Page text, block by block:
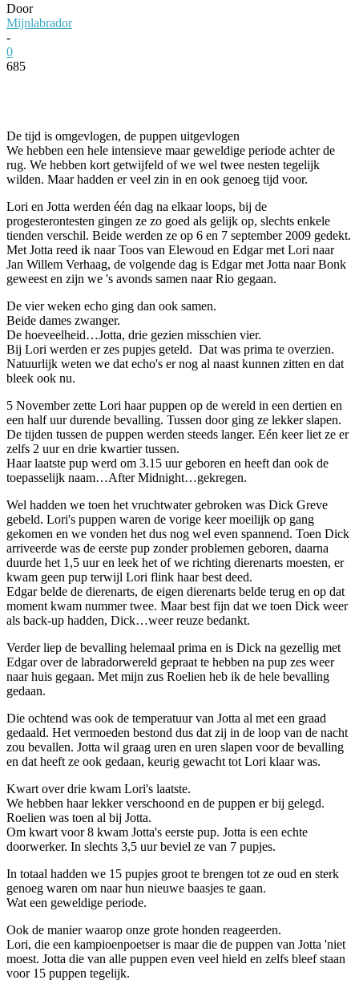
Door
Mijnlabrador
-
0
685
De tijd is omgevlogen, de puppen uitgevlogen
We hebben een hele intensieve maar geweldige periode achter de
rug. We hebben kort getwijfeld of we wel twee nesten tegelijk
wilden. Maar hadden er veel zin in en ook genoeg tijd voor.
Lori en Jotta werden één dag na elkaar loops, bij de
progesterontesten gingen ze zo goed als gelijk op, slechts enkele
tienden verschil. Beide werden ze op 6 en 7 september 2009 gedekt.
Met Jotta reed ik naar Toos van Elewoud en Edgar met Lori naar
Jan Willem Verhaag, de volgende dag is Edgar met Jotta naar Bonk
geweest en zijn we 's avonds samen naar Rio gegaan.
De vier weken echo ging dan ook samen.
Beide dames zwanger.
De hoeveelheid…Jotta, drie gezien misschien vier.
Bij Lori werden er zes pupjes geteld. Dat was prima te overzien.
Natuurlijk weten we dat echo's er nog al naast kunnen zitten en dat
bleek ook nu.
5 November zette Lori haar puppen op de wereld in een dertien en
een half uur durende bevalling. Tussen door ging ze lekker slapen.
De tijden tussen de puppen werden steeds langer. Eén keer liet ze er
zelfs 2 uur en drie kwartier tussen.
Haar laatste pup werd om 3.15 uur geboren en heeft dan ook de
toepasselijk naam…After Midnight…gekregen.
Wel hadden we toen het vruchtwater gebroken was Dick Greve
gebeld. Lori's puppen waren de vorige keer moeilijk op gang
gekomen en we vonden het dus nog wel even spannend. Toen Dick
arriveerde was de eerste pup zonder problemen geboren, daarna
duurde het 1,5 uur en leek het of we richting dierenarts moesten, er
kwam geen pup terwijl Lori flink haar best deed.
Edgar belde de dierenarts, de eigen dierenarts belde terug en op dat
moment kwam nummer twee. Maar best fijn dat we toen Dick weer
als back-up hadden, Dick…weer reuze bedankt.
Verder liep de bevalling helemaal prima en is Dick na gezellig met
Edgar over de labradorwereld gepraat te hebben na pup zes weer
naar huis gegaan. Met mijn zus Roelien heb ik de hele bevalling
gedaan.
Die ochtend was ook de temperatuur van Jotta al met een graad
gedaald. Het vermoeden bestond dus dat zij in de loop van de nacht
zou bevallen. Jotta wil graag uren en uren slapen voor de bevalling
en dat heeft ze ook gedaan, keurig gewacht tot Lori klaar was.
Kwart over drie kwam Lori's laatste.
We hebben haar lekker verschoond en de puppen er bij gelegd.
Roelien was toen al bij Jotta.
Om kwart voor 8 kwam Jotta's eerste pup. Jotta is een echte
doorwerker. In slechts 3,5 uur beviel ze van 7 pupjes.
In totaal hadden we 15 pupjes groot te brengen tot ze oud en sterk
genoeg waren om naar hun nieuwe baasjes te gaan.
Wat een geweldige periode.
Ook de manier waarop onze grote honden reageerden.
Lori, die een kampioenpoetser is maar die de puppen van Jotta 'niet
moest. Jotta die van alle puppen even veel hield en zelfs bleef staan
voor 15 puppen tegelijk.